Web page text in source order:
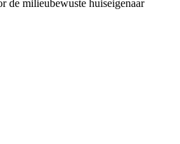
de milieubewuste huiseigenaar